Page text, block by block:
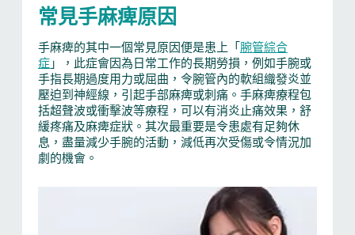
常見手麻痺原因
手麻痺的其中一個常見原因便是患上「腕管綜合
症」，此症會因為日常工作的長期勞損，例如手腕或
手指長期過度用力或屈曲，令腕管內的軟組織發炎並
壓迫到神經線，引起手部麻痺或刺痛。手麻痺療程包
括超聲波或衝擊波等療程，可以有消炎止痛效果，舒
緩疼痛及麻痺症狀。其次最重要是令患處有足夠休
息，盡量減少手腕的活動，減低再次受傷或令情況加
劇的機會。